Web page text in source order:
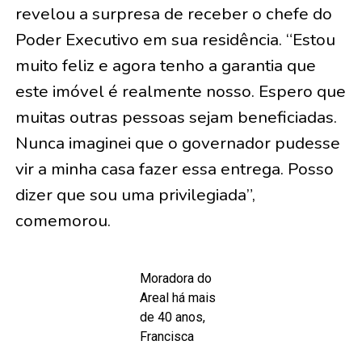
revelou a surpresa de receber o chefe do
Poder Executivo em sua residência. “Estou
muito feliz e agora tenho a garantia que
este imóvel é realmente nosso. Espero que
muitas outras pessoas sejam beneficiadas.
Nunca imaginei que o governador pudesse
vir a minha casa fazer essa entrega. Posso
dizer que sou uma privilegiada”,
comemorou.
Moradora do
Areal há mais
de 40 anos,
Francisca